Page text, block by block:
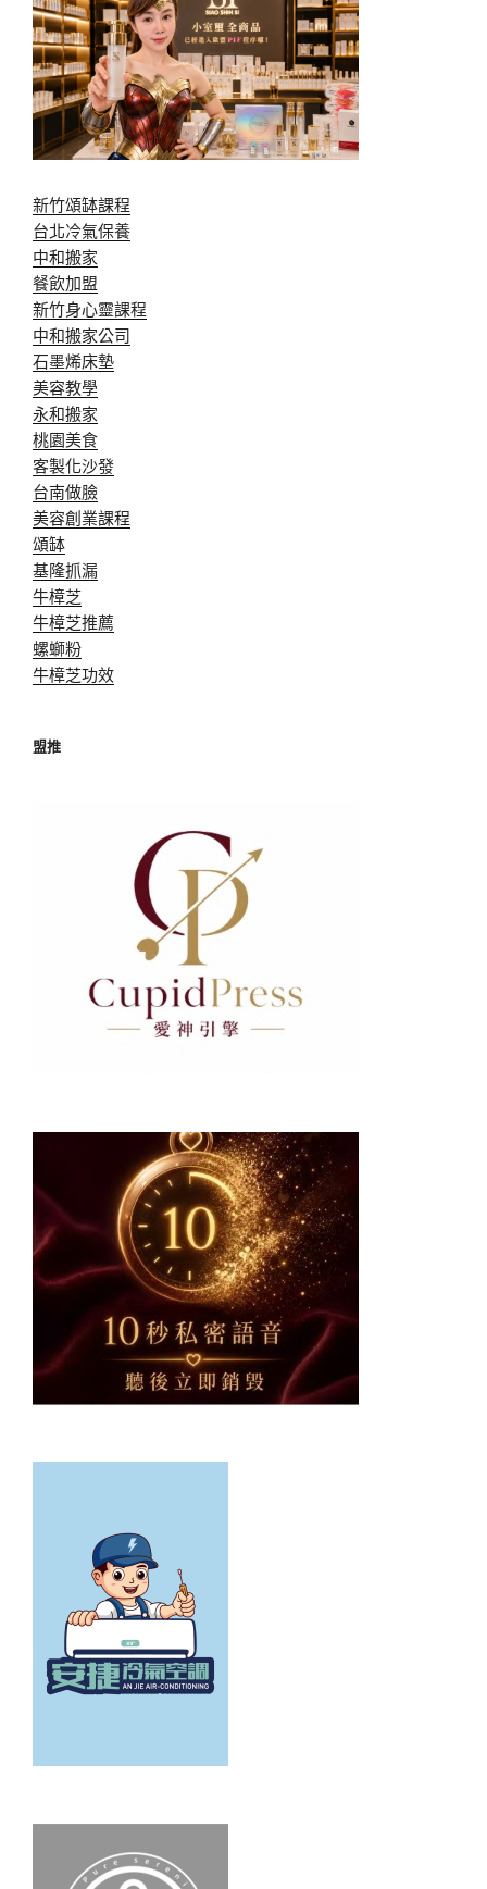
新竹頌缽課程
台北冷氣保養
中和搬家
餐飲加盟
新竹身心靈課程
中和搬家公司
石墨烯床墊
美容教學
永和搬家
桃園美食
客製化沙發
台南做臉
美容創業課程
頌缽
基隆抓漏
牛樟芝
牛樟芝推薦
螺螄粉
牛樟芝功效
盟推